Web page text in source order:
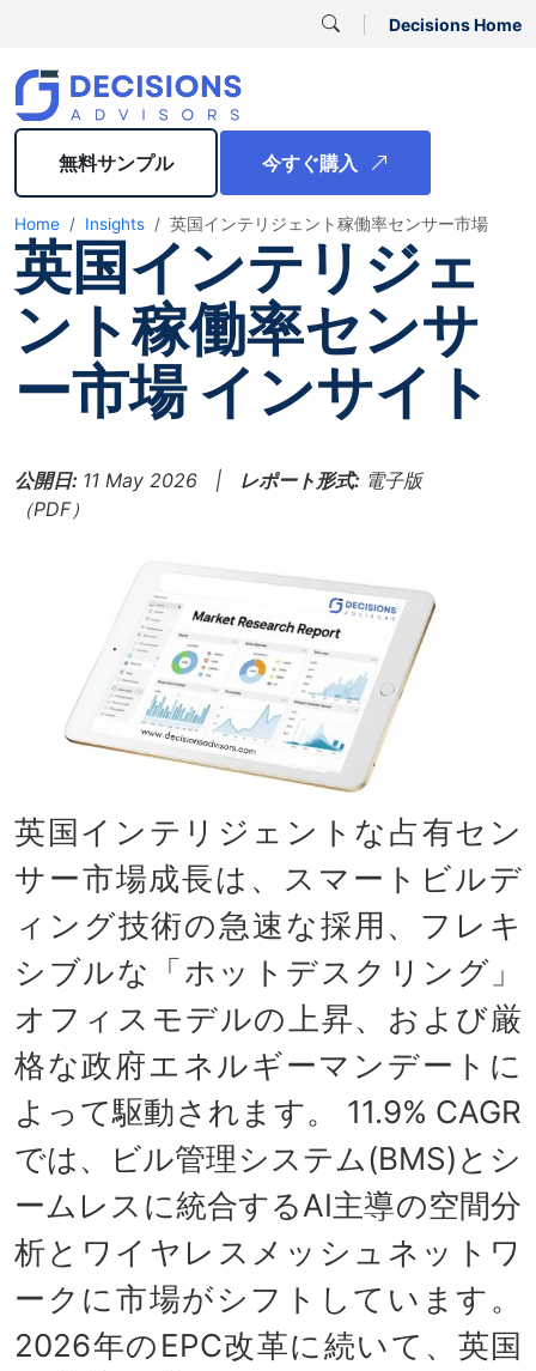
Decisions Home
無料サンプル 今すぐ購入
Home Insights 英国インテリジェント稼働率センサー市場
英国インテリジェ
ント稼働率センサ
ー市場 インサイト
公開日: 11 May 2026 | レポート形式: 電子版
（PDF）
英国インテリジェントな占有セン
サー市場成長は、スマートビルデ
ィング技術の急速な採用、フレキ
シブルな「ホットデスクリング」
オフィスモデルの上昇、および厳
格な政府エネルギーマンデートに
よって駆動されます。 11.9% CAGR
では、ビル管理システム(BMS)とシ
ームレスに統合するAI主導の空間分
析とワイヤレスメッシュネットワ
ークに市場がシフトしています。
2026年のEPC改革に続いて、英国